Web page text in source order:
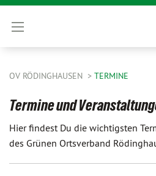
OV RÖDINGHAUSEN TERMINE
Termine und
Hier findest Du die wichtigsten
des Grünen Ortsverband